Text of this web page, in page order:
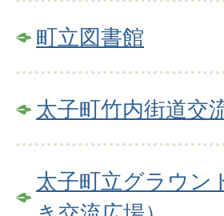
町立図書館
太子町竹内街道交
太子町立グラウン